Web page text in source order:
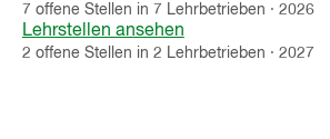
7 offene Stellen in 7 Lehrbetrieben · 2026
Lehrstellen ansehen
2 offene Stellen in 2 Lehrbetrieben · 2027